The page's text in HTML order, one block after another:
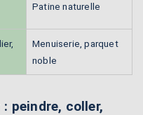
Patine naturelle
Menuiserie, parquet
noble
peindre, coller,